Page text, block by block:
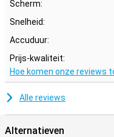
Scherm:
Snelheid:
Accuduur:
Prijs-kwaliteit:
Hoe komen onze reviews
Alle reviews
Alternatieven